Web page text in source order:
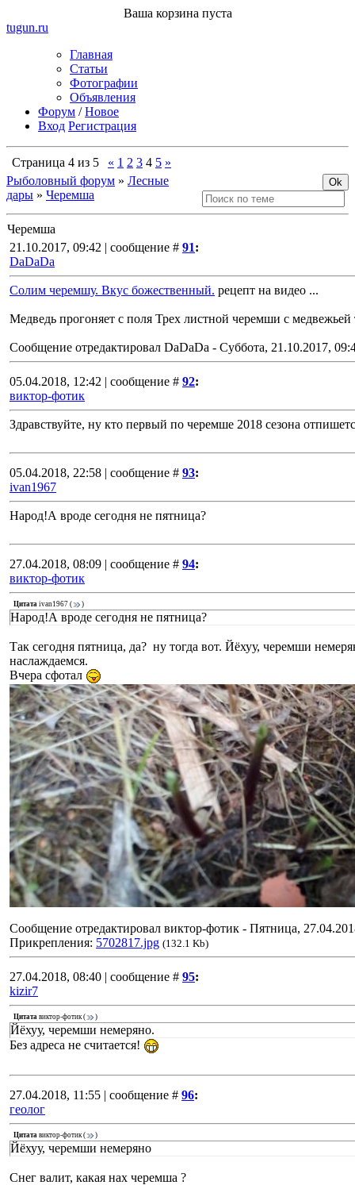
Ваша корзина пуста
tugun.ru
Главная
Статьи
Фотографии
Объявления
Форум /Новое
Вход Регистрация
Страница 4 из 5 « 1 2 3 4 5 »
Рыболовный форум » Лесные
дары » Черемша
Черемша
21.10.2017, 09:42 | сообщение # 91:
DaDaDa
Солим черемшу. Вкус божественный. рецепт на видео ...
Медведь прогоняет с поля Трех листной черемши с
Сообщение отредактировал DaDaDa - Суббота, 21.10.2017,
05.04.2018, 12:42 | сообщение # 92:
виктор-фотик
Здравствуйте, ну кто первый по черемше 2018 сезона
05.04.2018, 22:58 | сообщение # 93:
ivan1967
Народ!А вроде сегодня не пятница?
27.04.2018, 08:09 | сообщение # 94:
виктор-фотик
Цитата ivan1967 ( )
Народ!А вроде сегодня не пятница?
Так сегодня пятница, да? ну тогда вот. Йёхуу, черемши
наслаждаемся.
Вчера сфотал
Сообщение отредактировал виктор-фотик - Пятница,
Прикрепления: 5702817.jpg (132.1 Kb)
27.04.2018, 08:40 | сообщение # 95:
kizir7
Цитата виктор-фотик( )
Йёхуу, черемши немеряно.
Без адреса не считается!
27.04.2018, 11:55 | сообщение # 96:
геолог
Цитата виктор-фотик( )
Йёхуу, черемши немеряно
Снег валит, какая нах черемша ?